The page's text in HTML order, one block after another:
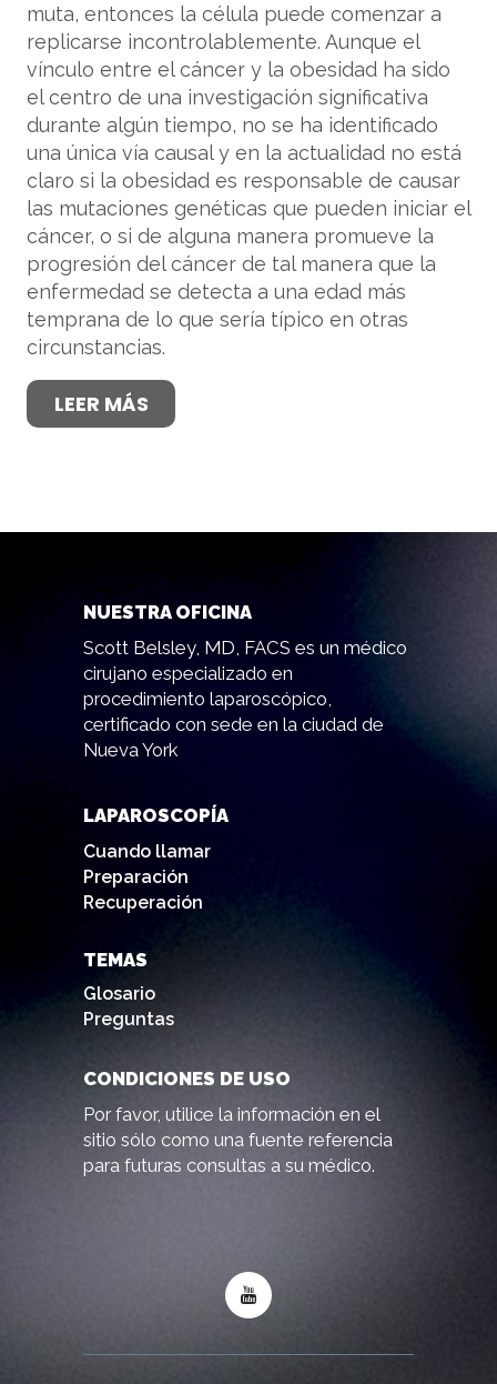
muta, entonces la célula puede comenzar a
replicarse incontrolablemente. Aunque el
vínculo entre el cáncer y la obesidad ha sido
el centro de una investigación significativa
durante algún tiempo, no se ha identificado
una única vía causal y en la actualidad no está
claro si la obesidad es responsable de causar
las mutaciones genéticas que pueden iniciar el
cáncer, o si de alguna manera promueve la
progresión del cáncer de tal manera que la
enfermedad se detecta a una edad más
temprana de lo que sería típico en otras
circunstancias.
LEER MÁS
NUESTRA OFICINA
Scott Belsley, MD, FACS es un médico
cirujano especializado en
procedimiento laparoscópico,
certificado con sede en la ciudad de
Nueva York
LAPAROSCOPÍA
Cuando llamar
Preparación
Recuperación
TEMAS
Glosario
Preguntas
CONDICIONES DE USO
Por favor, utilice la información en el
sitio sólo como una fuente referencia
para futuras consultas a su médico.